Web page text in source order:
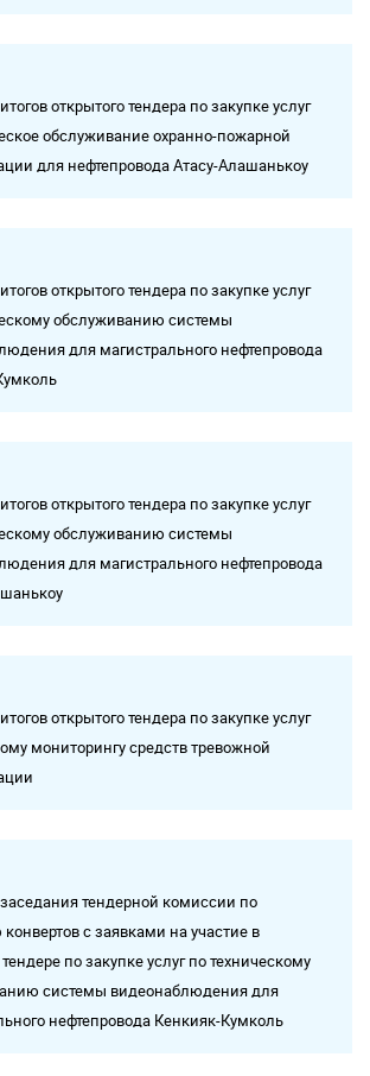
открытого тендера по закупке услуг
обслуживание охранно-пожарной
для нефтепровода Атасу-Алашанькоу
открытого тендера по закупке услуг
обслуживанию системы
для магистрального нефтепровода
открытого тендера по закупке услуг
обслуживанию системы
для магистрального нефтепровода
открытого тендера по закупке услуг
мониторингу средств тревожной
тендерной комиссии по
с заявками на участие в
по закупке услуг по техническому
системы видеонаблюдения для
нефтепровода Кенкияк-Кумколь